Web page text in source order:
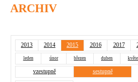
ARCHIV
2013 2014 2015 2016 2017
leden únor březen duben
vzestupně sestupně